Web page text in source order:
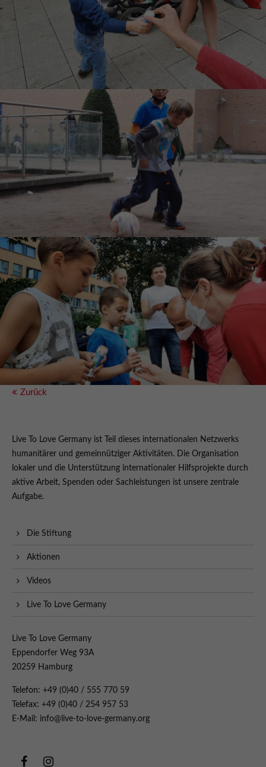
Zurück
Live To Love Germany ist Teil dieses internationalen Netzwerks
humanitärer und gemeinnütziger Aktivitäten. Die Organisation
lokaler und die Unterstützung internationaler Hilfsprojekte durch
aktive Arbeit, Spenden oder Sachleistungen ist unsere zentrale
Aufgabe.
Die Stiftung
Aktionen
Videos
Live To Love Germany
Live To Love Germany
Eppendorfer Weg 93A
20259 Hamburg
Telefon: +49 (0)40 / 555 770 59
Telefax: +49 (0)40 / 254 957 53
E-Mail: info@live-to-love-germany.org